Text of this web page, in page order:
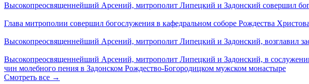
Высокопреосвященнейший Арсений, митрополит Липецкий и Задонский совершил
Глава митрополии совершил богослужения в кафедральном соборе Рождества
Высокопреосвященнейший Арсений, митрополит Липецкий и Задонский, возглавил
Высокопреосвященнейший Арсений, митрополит Липецкий и Задонский, в
чин молебного пения в Задонском Рождество-Богородицком мужском монастыре
Смотреть все →